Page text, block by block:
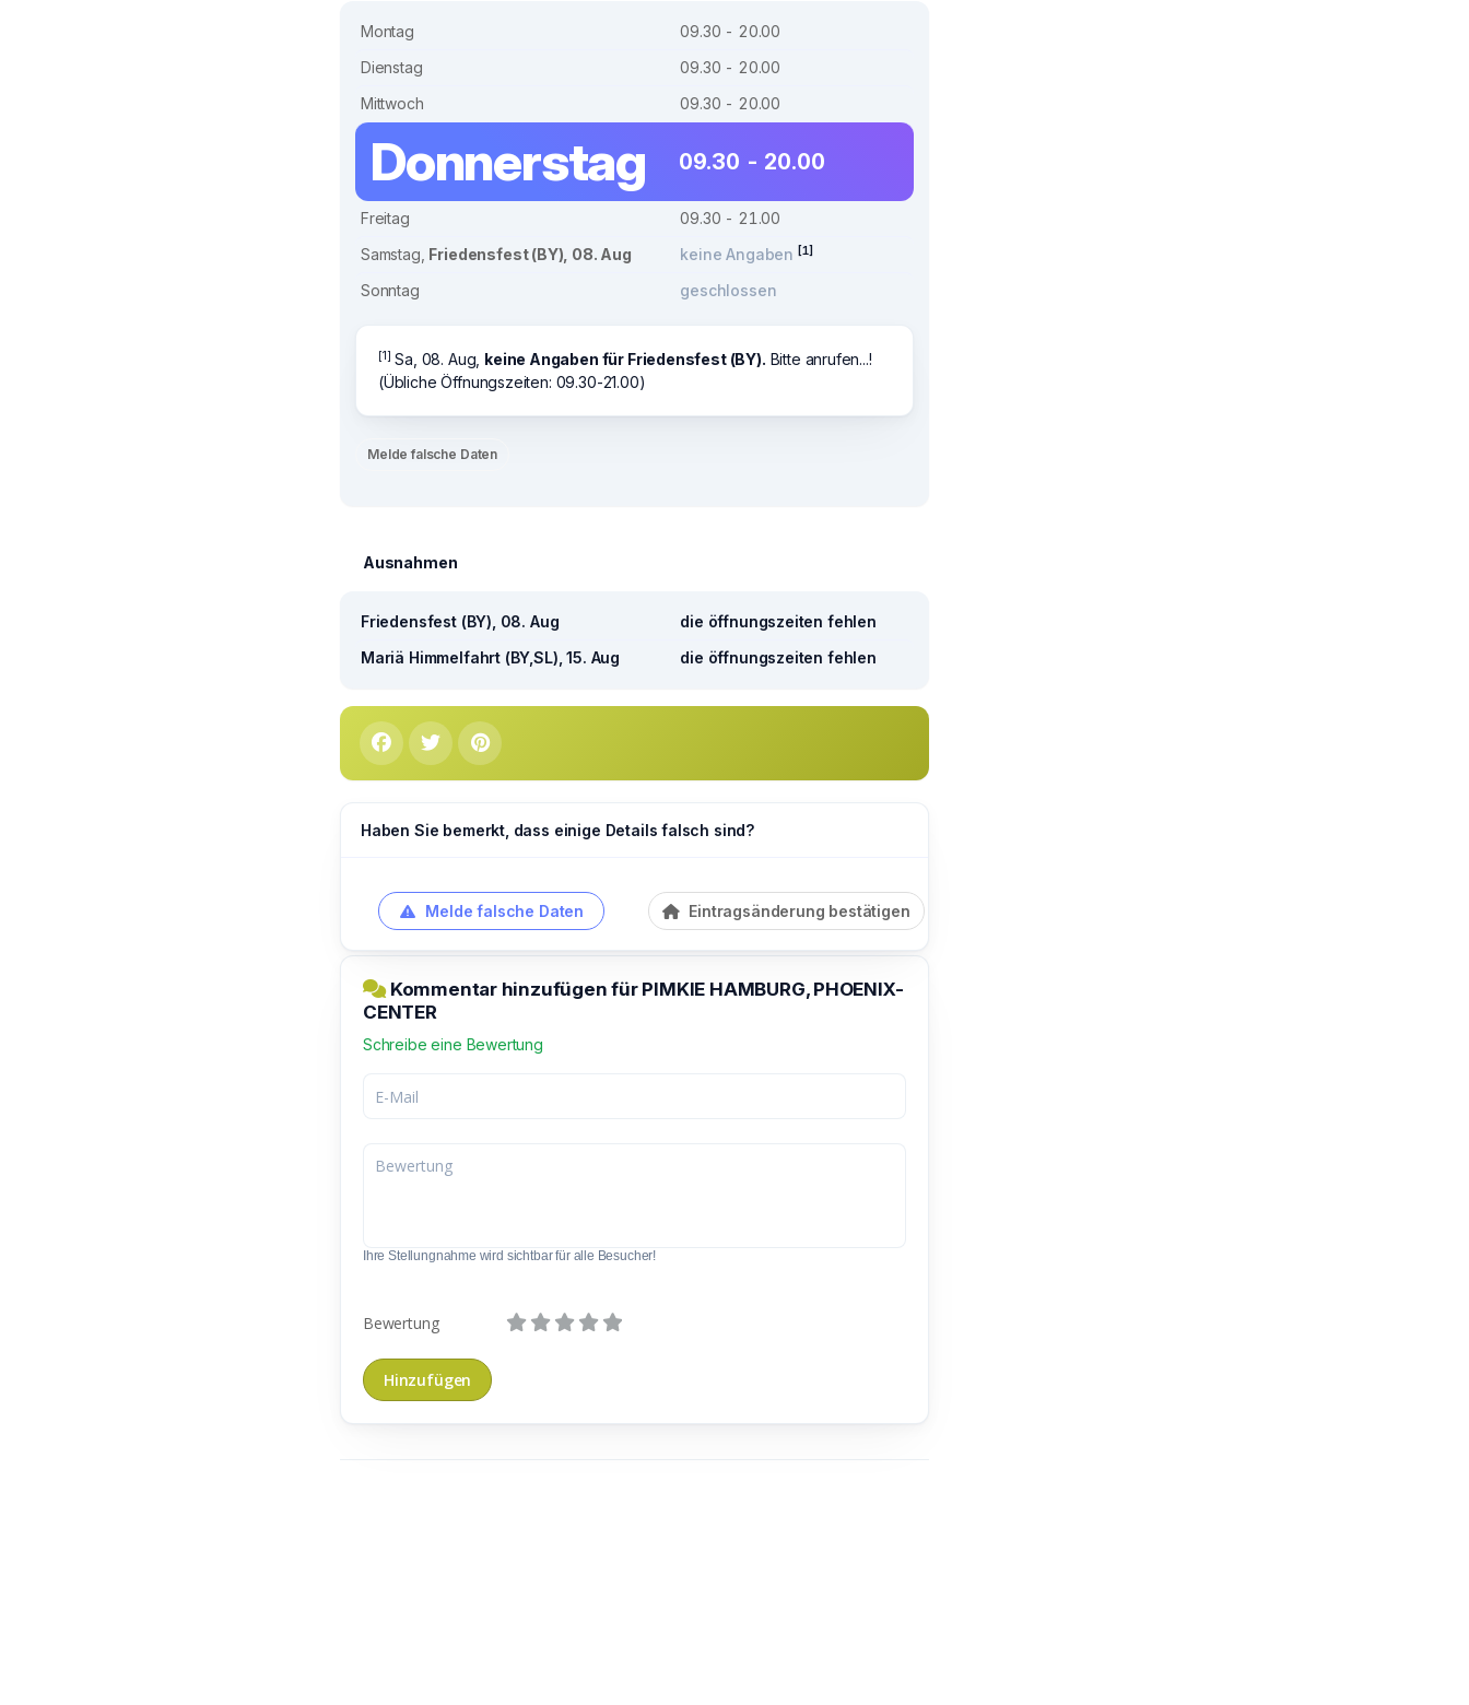
Montag
09.30 - 20.00
Dienstag
09.30 - 20.00
Mittwoch
09.30 - 20.00
Donnerstag 09.30 - 20.00
Freitag
09.30 - 21.00
Samstag, Friedensfest (BY), 08. Aug keine Angaben [1]
Sonntag geschlossen
[1] Sa, 08. Aug, keine Angaben für Friedensfest (BY). Bitte anrufen...!
(Übliche Öffnungszeiten: 09.30-21.00)
Melde falsche Daten
Ausnahmen
Friedensfest (BY), 08. Aug
die öffnungszeiten fehlen
Mariä Himmelfahrt (BY,SL), 15. Aug
die öffnungszeiten fehlen
Haben Sie bemerkt, dass einige Details falsch sind?
Melde falsche Daten Eintragsänderung bestätigen
Kommentar hinzufügen für PIMKIE HAMBURG, PHOENIX-
CENTER
Schreibe eine Bewertung
Ihre Stellungnahme wird sichtbar für alle Besucher!
Bewertung